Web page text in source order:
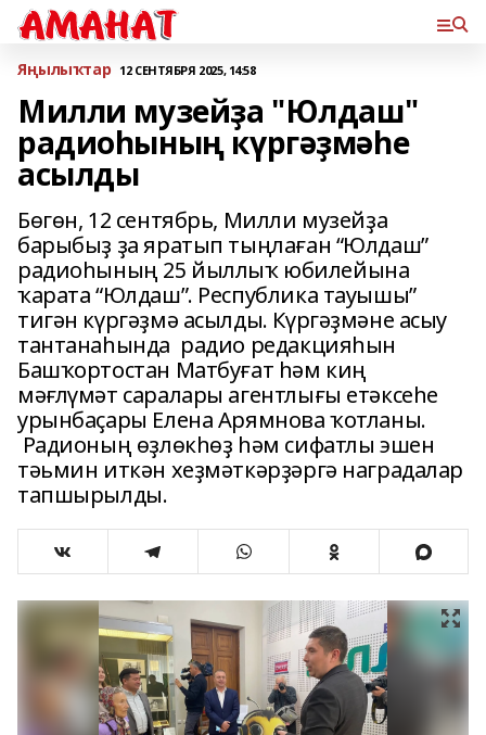
Яңылыҡтар 12 СЕНТЯБРЯ 2025, 14:58
Милли музейҙа "Юлдаш"
радиоһының күргәҙмәһе
асылды
Бөгөн, 12 сентябрь, Милли музейҙа
барыбыҙ ҙа яратып тыңлаған “Юлдаш”
радиоһының 25 йыллыҡ юбилейына
ҡарата “Юлдаш”. Республика тауышы”
тигән күргәҙмә асылды. Күргәҙмәне асыу
тантанаһында радио редакцияһын
Башҡортостан Матбуғат һәм киң
мәғлүмәт саралары агентлығы етәксеһе
урынбаҫары Елена Арямнова ҡотланы.
Радионың өҙлөкһөҙ һәм сифатлы эшен
тәьмин иткән хеҙмәткәрҙәргә наградалар
тапшырылды.